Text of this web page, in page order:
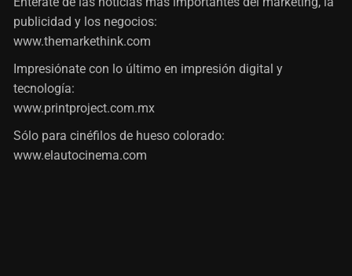
publicidad y los negocios:
www.themarkethink.com
Impresiónate con lo último en impresión digital y
tecnología:
www.printproject.com.mx
Sólo para cinéfilos de hueso colorado:
www.elautocinema.com